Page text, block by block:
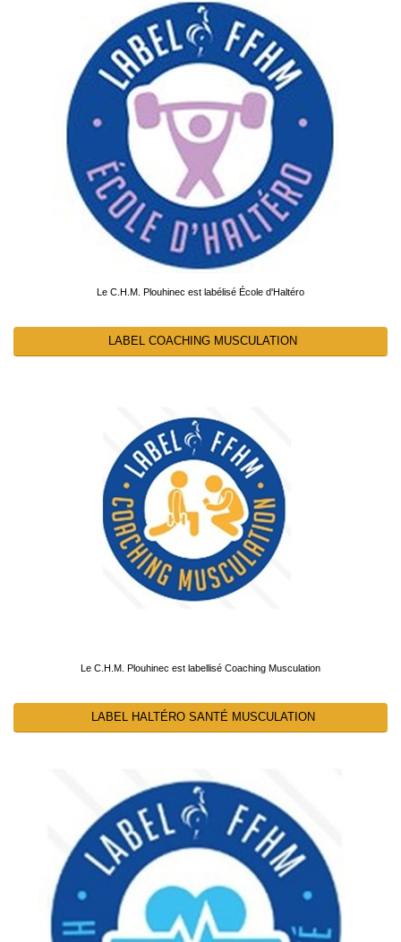
Le C.H.M. Plouhinec est labélisé École d'Haltéro
LABEL COACHING MUSCULATION
Le C.H.M. Plouhinec est labellisé Coaching Musculation
LABEL HALTÉRO SANTÉ MUSCULATION